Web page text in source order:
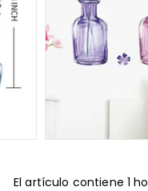
El artículo contiene 1